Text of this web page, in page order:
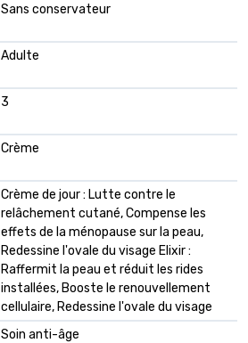
Sans conservateur
Adulte
3
Crème
Crème de jour : Lutte contre le
relâchement cutané, Compense les
effets de la ménopause sur la peau,
Redessine l'ovale du visage Elixir :
Raffermit la peau et réduit les rides
installées, Booste le renouvellement
cellulaire, Redessine l'ovale du visage
Soin anti-âge